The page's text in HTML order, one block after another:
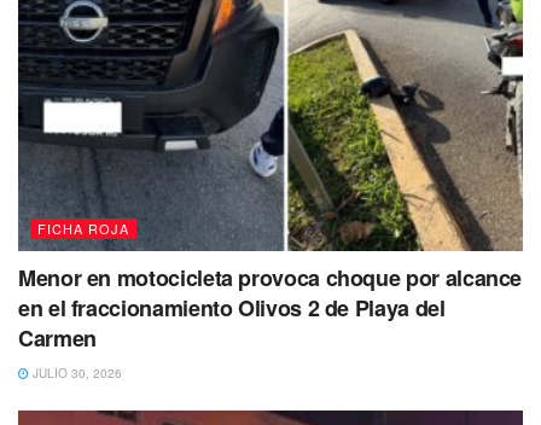
FICHA ROJA
Menor en motocicleta provoca choque por alcance
en el fraccionamiento Olivos 2 de Playa del
Carmen
JULIO 30, 2026